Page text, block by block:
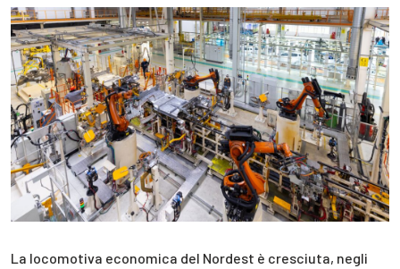
La locomotiva economica del Nordest è cresciuta, negli